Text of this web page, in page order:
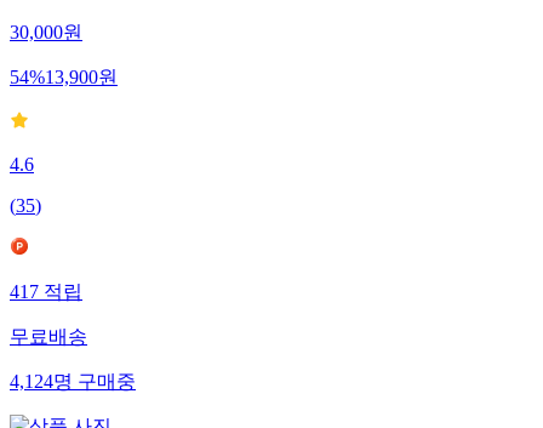
30,000원
54%13,900원
4.6
(35)
417 적립
무료배송
4,124명 구매중